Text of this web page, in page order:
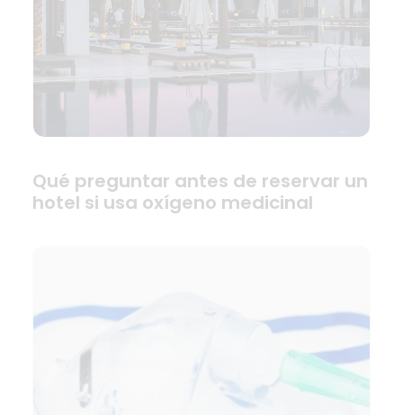
Qué preguntar antes de reservar un
hotel si usa oxígeno medicinal